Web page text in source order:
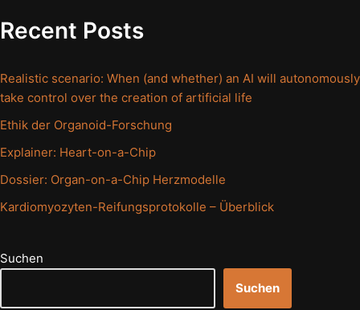
Recent Posts
Realistic scenario: When (and whether) an AI will autonomously
take control over the creation of artificial life
Ethik der Organoid-Forschung
Explainer: Heart-on-a-Chip
Dossier: Organ-on-a-Chip Herzmodelle
Kardiomyozyten-Reifungsprotokolle – Überblick
Suchen
Suchen